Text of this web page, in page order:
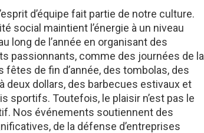
d’équipe fait partie de notre culture.
social maintient l’énergie à un niveau
long de l’année en organisant des
passionnants, comme des journées de la
fêtes de fin d’année, des tombolas, des
deux dollars, des barbecues estivaux et
sportifs. Toutefois, le plaisir n’est pas le
Nos événements soutiennent des
de la défense d’entreprises